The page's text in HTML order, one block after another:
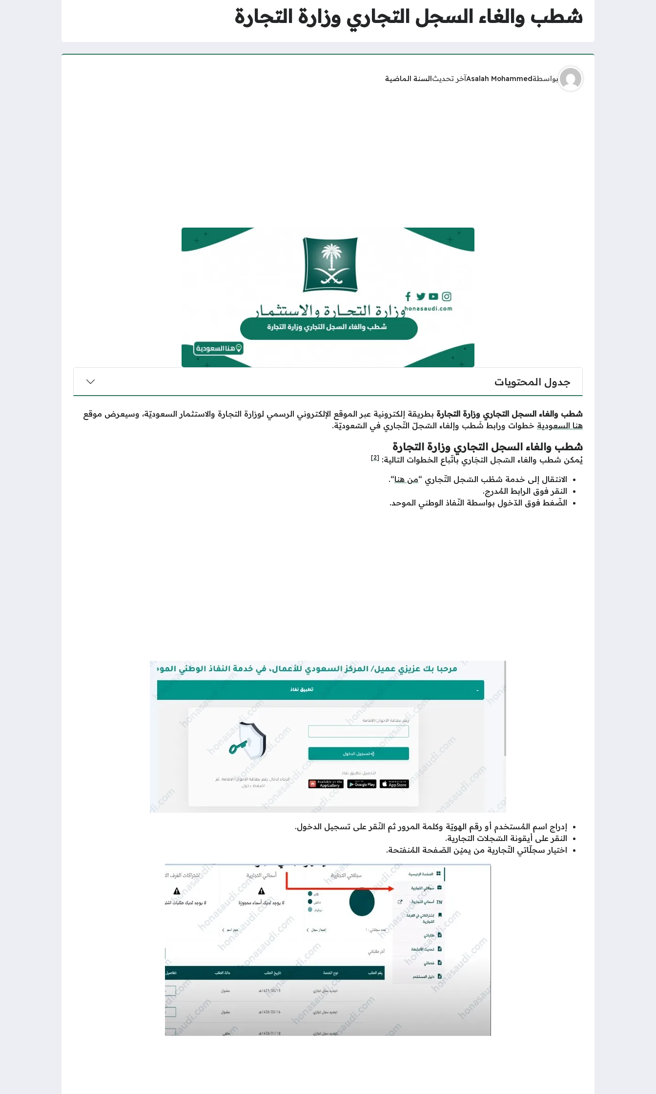
شطب والغاء السجل التجاري وزارة التجارة
بواسطةAsalah Mohammedآخر تحديثالسنة الماضية
جدول المحتويات
شطب والغاء السجل التجاري وزارة التجارة بطريقة إلكترونية عبر الموقع الإلكتروني الرسمي لوزارة التجارة والاستثمار السعوديّة، وسيعرض موقع
هنا السعودية خطوات ورابط شَطب وإلغاء السّجلّ التّجاري في السّعوديّة.
شطب والغاء السجل التجاري وزارة التجارة
يُمكن شطب والغاء السّجل التجَاري باتّباع الخطوات التالية: [2]
الانتقال إلى خدمة شطْب السّجل التّجاري “من هنا“.
النقر فوق الرابط المُدرج.
الضّغط فوق الدّخول بواسطة النّفاذ الوطني الموحد.
إدراج اسم المُستخدم أو رقم الهويّة وكلمة المرور ثم النّقر على تسجيل الدخول.
النقر على أيقونة السّجلات التجارية.
اختيار سجلّاتي التّجارية من يميْن الصّفحة المُنفتحة.